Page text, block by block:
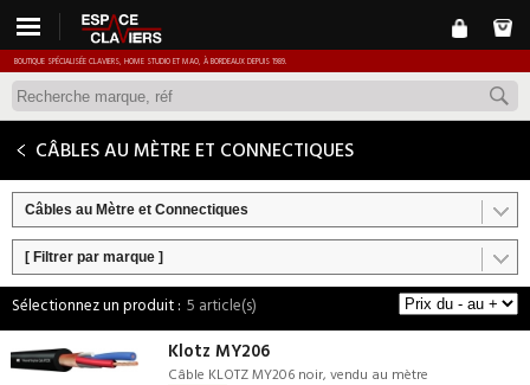
BOUTIQUE SPÉCIALISÉE CLAVIERS, HOME STUDIO ET MAO, À BORDEAUX DEPUIS 1989.
CÂBLES AU MÈTRE ET CONNECTIQUES
Câbles au Mètre et Connectiques
[ Filtrer par marque ]
5 article(s)
Klotz MY206
Câble KLOTZ MY206 noir, vendu au mètre